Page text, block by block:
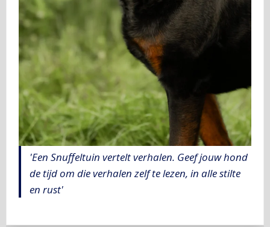
'Een Snuffeltuin vertelt verhalen. Geef jouw hond
de tijd om die verhalen zelf te lezen, in alle stilte
en rust'